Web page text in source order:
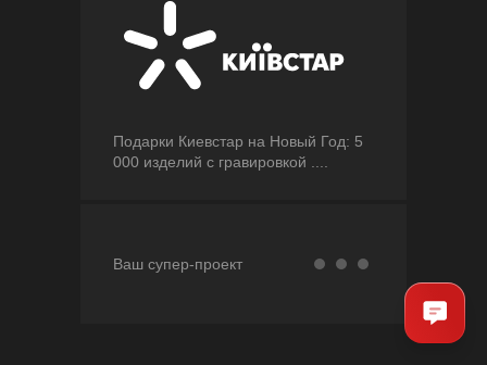
Подарки Киевстар на Новый Год: 5
000 изделий с гравировкой ....
Ваш супер-проект